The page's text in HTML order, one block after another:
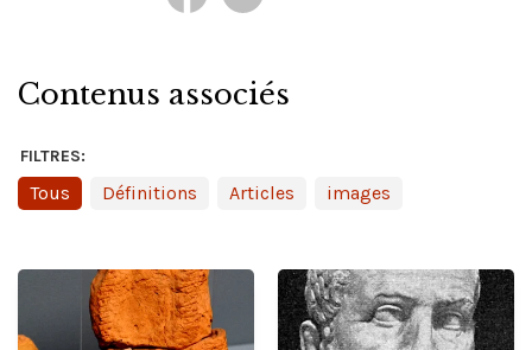
Contenus associés
FILTRES:
Tous Définitions Articles images